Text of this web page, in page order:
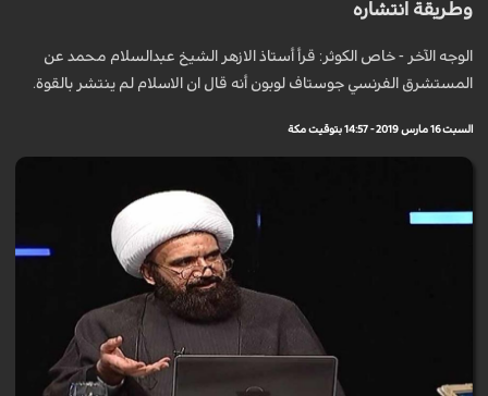
وطريقة انتشاره
الوجه الآخر - خاص الكوثر: قرأ أستاذ الازهر الشيخ عبدالسلام محمد عن
المستشرق الفرنسي جوستاف لوبون أنه قال ان الاسلام لم ينتشر بالقوة.
السبت 16 مارس 2019 - 14:57 بتوقيت مكة